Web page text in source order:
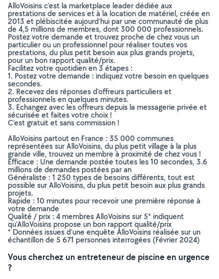
AlloVoisins c’est la marketplace leader dédiée aux
prestations de services et à la location de matériel, créée en
2013 et plébiscitée aujourd’hui par une communauté de plus
de 4,5 millions de membres, dont 300 000 professionnels.
Postez votre demande et trouvez proche de chez vous un
particulier ou un professionnel pour réaliser toutes vos
prestations, du plus petit besoin aux plus grands projets,
pour un bon rapport qualité/prix.
Facilitez votre quotidien en 3 étapes :
1. Postez votre demande : indiquez votre besoin en quelques
secondes.
2. Recevez des réponses d’offreurs particuliers et
professionnels en quelques minutes.
3. Echangez avec les offreurs depuis la messagerie privée et
sécurisée et faites votre choix !
C’est gratuit et sans commission !
AlloVoisins partout en France : 35 000 communes
représentées sur AlloVoisins, du plus petit village à la plus
grande ville, trouvez un membre à proximité de chez vous !
Efficace : Une demande postée toutes les 10 secondes, 3.6
millions de demandes postées par an
Généraliste : 1 250 types de besoins différents, tout est
possible sur AlloVoisins, du plus petit besoin aux plus grands
projets.
Rapide : 10 minutes pour recevoir une première réponse à
votre demande
Qualité / prix : 4 membres AlloVoisins sur 5* indiquent
qu’AlloVoisins propose un bon rapport qualité/prix
* Données issues d’une enquête AlloVoisins réalisée sur un
échantillon de 5 671 personnes interrogées (Février 2024)
Vous cherchez un entreteneur de piscine en urgence
?